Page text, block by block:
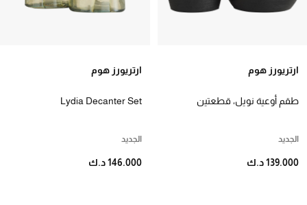
طقم أوعية نويل، قطعتين
ارتريورز هوم
الجديد
139.000 د.ك
Lydia Decanter Set
ارتريورز هوم
الجديد
146.000 د.ك